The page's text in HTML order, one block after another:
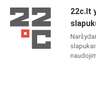
Perskaičiau ir
22C SOCIALINIUOSE
22c.lt